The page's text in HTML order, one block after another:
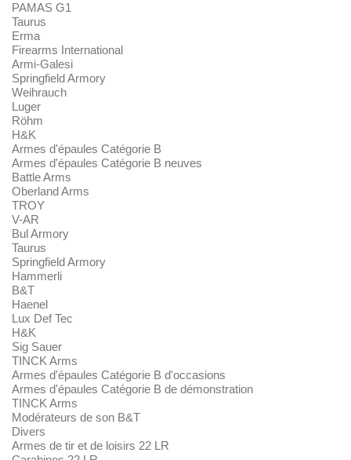
PAMAS G1
Taurus
Erma
Firearms International
Armi-Galesi
Springfield Armory
Weihrauch
Luger
Röhm
H&K
Armes d'épaules Catégorie B
Armes d'épaules Catégorie B neuves
Battle Arms
Oberland Arms
TROY
V-AR
Bul Armory
Taurus
Springfield Armory
Hammerli
B&T
Haenel
Lux Def Tec
H&K
Sig Sauer
TINCK Arms
Armes d'épaules Catégorie B d'occasions
Armes d'épaules Catégorie B de démonstration
TINCK Arms
Modérateurs de son B&T
Divers
Armes de tir et de loisirs 22 LR